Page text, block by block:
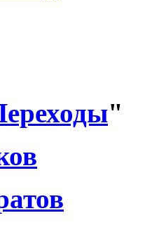
"